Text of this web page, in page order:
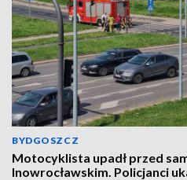
BYDGOSZCZ
Motocyklista upadł przed
Inowrocławskim. Policjanci